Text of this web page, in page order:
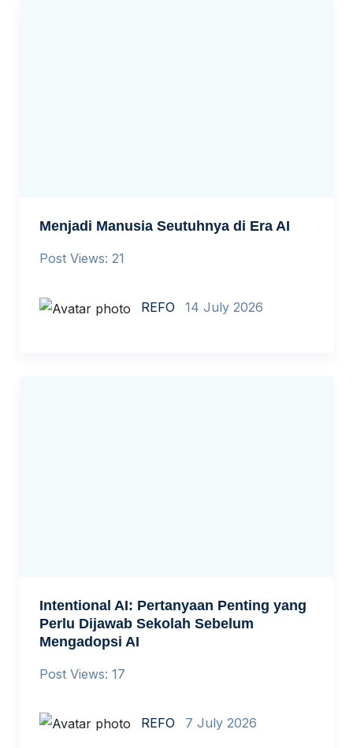
Menjadi Manusia Seutuhnya di Era AI
Post Views: 21
REFO 14 July 2026
Intentional AI: Pertanyaan Penting yang
Perlu Dijawab Sekolah Sebelum
Mengadopsi AI
Post Views: 17
REFO 7 July 2026